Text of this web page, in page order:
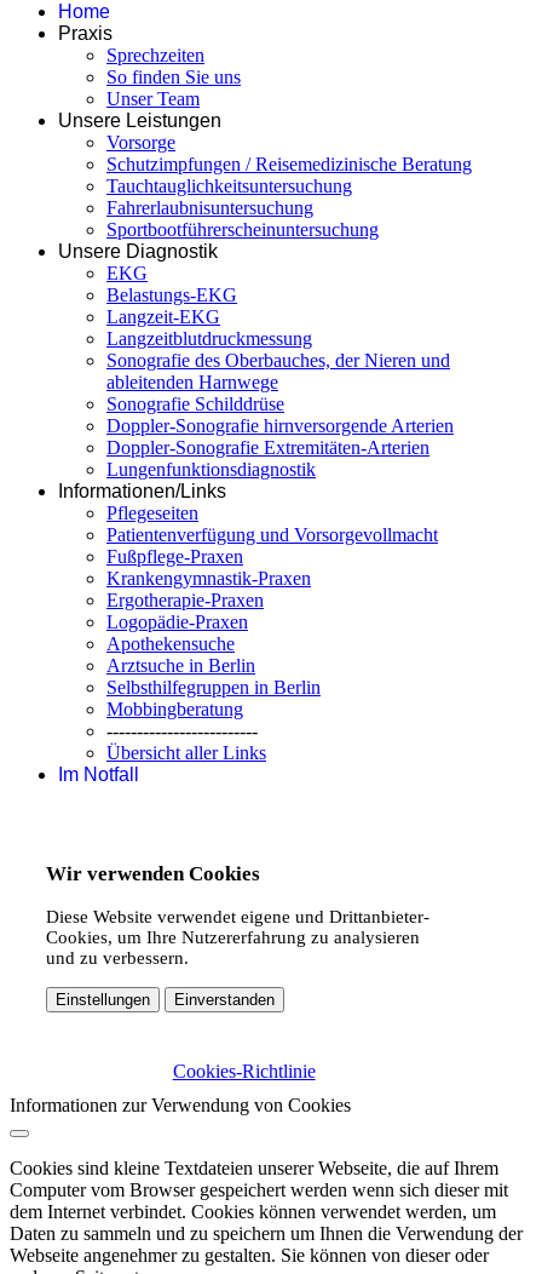
Home
Praxis
Sprechzeiten
So finden Sie uns
Unser Team
Unsere Leistungen
Vorsorge
Schutzimpfungen / Reisemedizinische Beratung
Tauchtauglichkeitsuntersuchung
Fahrerlaubnisuntersuchung
Sportbootführerscheinuntersuchung
Unsere Diagnostik
EKG
Belastungs-EKG
Langzeit-EKG
Langzeitblutdruckmessung
Sonografie des Oberbauches, der Nieren und
ableitenden Harnwege
Sonografie Schilddrüse
Doppler-Sonografie hirnversorgende Arterien
Doppler-Sonografie Extremitäten-Arterien
Lungenfunktionsdiagnostik
Informationen/Links
Pflegeseiten
Patientenverfügung und Vorsorgevollmacht
Fußpflege-Praxen
Krankengymnastik-Praxen
Ergotherapie-Praxen
Logopädie-Praxen
Apothekensuche
Arztsuche in Berlin
Selbsthilfegruppen in Berlin
Mobbingberatung
-------------------------
Übersicht aller Links
Im Notfall
Wir verwenden Cookies
Diese Website verwendet eigene und Drittanbieter-
Cookies, um Ihre Nutzererfahrung zu analysieren
und zu verbessern.
Einstellungen Einverstanden
Cookies-Richtlinie
Informationen zur Verwendung von Cookies
Cookies sind kleine Textdateien unserer Webseite, die auf Ihrem
Computer vom Browser gespeichert werden wenn sich dieser mit
dem Internet verbindet. Cookies können verwendet werden, um
Daten zu sammeln und zu speichern um Ihnen die Verwendung der
Webseite angenehmer zu gestalten. Sie können von dieser oder